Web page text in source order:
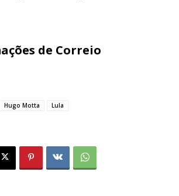
de Correio
Hugo Motta Lula